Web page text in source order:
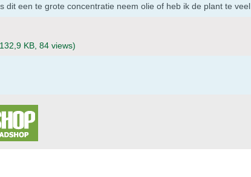
een te grote concentratie neem olie of heb ik de plant te
KB, 84 views)